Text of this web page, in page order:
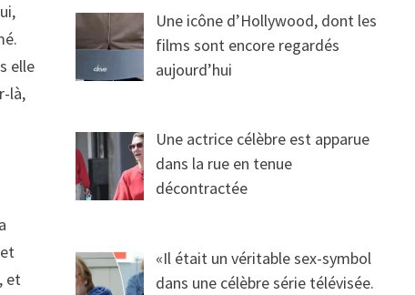
elle
là,
et
Une icône d’Hollywood, dont les
films sont encore regardés
aujourd’hui
Une actrice célèbre est apparue
dans la rue en tenue
décontractée
«Il était un véritable sex-symbol
dans une célèbre série télévisée.